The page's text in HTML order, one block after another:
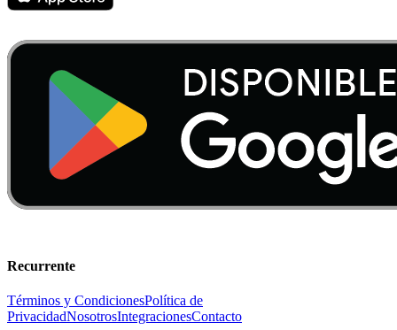
Recurrente
Términos y CondicionesPolítica de
PrivacidadNosotrosIntegracionesContacto